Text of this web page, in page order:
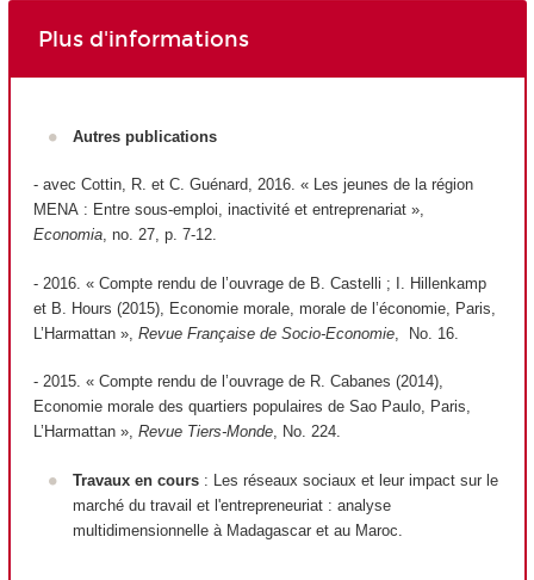
Plus d'informations
Autres publications
- avec Cottin, R. et C. Guénard, 2016. « Les jeunes de la région
MENA : Entre sous-emploi, inactivité et entreprenariat »,
Economia, no. 27, p. 7-12.
- 2016. « Compte rendu de l’ouvrage de B. Castelli ; I. Hillenkamp
et B. Hours (2015), Economie morale, morale de l’économie, Paris,
L’Harmattan », Revue Française de Socio-Economie , No. 16.
- 2015. « Compte rendu de l’ouvrage de R. Cabanes (2014),
Economie morale des quartiers populaires de Sao Paulo, Paris,
L’Harmattan », Revue Tiers-Monde, No. 224.
Travaux en cours: Les réseaux sociaux et leur impact sur le
marché du travail et l'entrepreneuriat : analyse
multidimensionnelle à Madagascar et au Maroc.